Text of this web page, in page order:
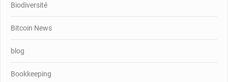
Biodiversité
Bitcoin News
blog
Bookkeeping